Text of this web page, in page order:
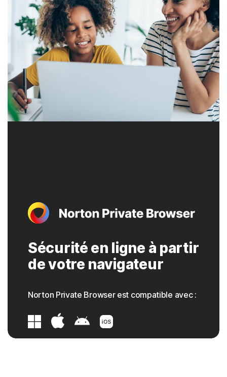
Sécurité en ligne à partir
de votre navigateur
Norton Private Browser est compatible avec :